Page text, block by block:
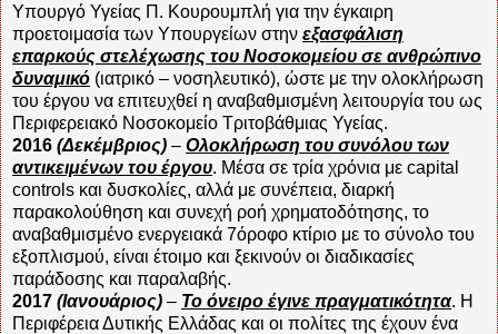
Υπουργό Υγείας Π. Κουρουμπλή για την έγκαιρη
προετοιμασία των Υπουργείων στην εξασφάλιση
επαρκούς στελέχωσης του Νοσοκομείου σε ανθρώπινο
δυναμικό (ιατρικό – νοσηλευτικό), ώστε με την ολοκλήρωση
του έργου να επιτευχθεί η αναβαθμισμένη λειτουργία του ως
Περιφερειακό Νοσοκομείο Τριτοβάθμιας Υγείας.
2016 (Δεκέμβριος) – Ολοκλήρωση του συνόλου των
αντικειμένων του έργου. Μέσα σε τρία χρόνια με capital
controls και δυσκολίες, αλλά με συνέπεια, διαρκή
παρακολούθηση και συνεχή ροή χρηματοδότησης, το
αναβαθμισμένο ενεργειακά 7όροφο κτίριο με το σύνολο του
εξοπλισμού, είναι έτοιμο και ξεκινούν οι διαδικασίες
παράδοσης και παραλαβής.
2017 (Ιανουάριος) – Το όνειρο έγινε πραγματικότητα. Η
Περιφέρεια Δυτικής Ελλάδας και οι πολίτες της έχουν ένα